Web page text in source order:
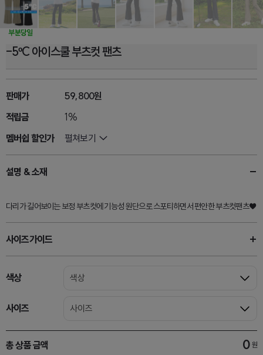
-5ºC 아이스쿨 부츠컷 팬츠
판매가
59,800원
적립금
1%
멤버쉽 할인가
펼쳐보기
설명 & 소재
다리가 길어보이는 보정 부츠컷에 기능성 원단으로 스포티하면서 편안한 부츠컷팬츠♥
사이즈가이드
색상 색상
사이즈 사이즈
총 상품 금액 0 원